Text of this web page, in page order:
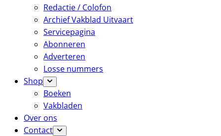
Redactie / Colofon
Archief Vakblad Uitvaart
Servicepagina
Abonneren
Adverteren
Losse nummers
Shop
Boeken
Vakbladen
Over ons
Contact